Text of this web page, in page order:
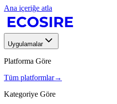
Ana içeriğe atla
Uygulamalar
Platforma Göre
Tüm platformlar→
Kategoriye Göre